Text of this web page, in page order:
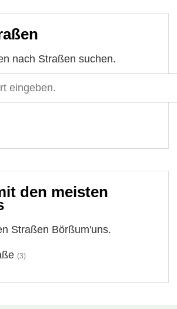
nach Straßen suchen.
den meisten
Straßen Börßum'uns.
(3)